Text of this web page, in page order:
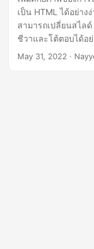
เป็น HTML ได้อย่าง
สามารถเปลี่ยนสไล
ชีวาและโต้ตอบได้อ
การนำเสนอทางออน
May 31, 2022 ·